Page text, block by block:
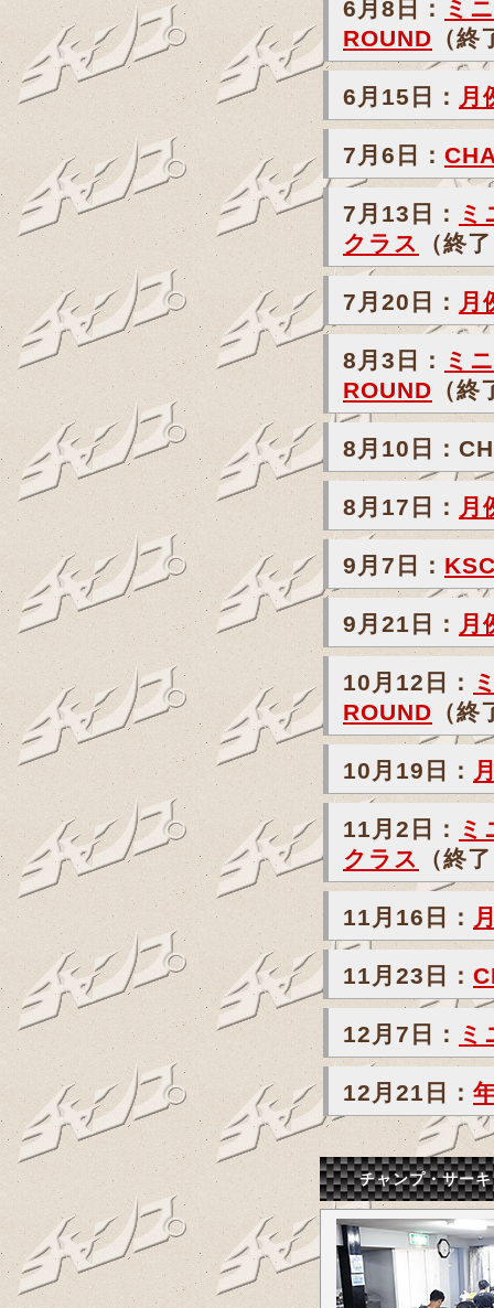
6月8日：
ミ
ROUND （終
6月15日： 月
7月6日：
7月13日：
ミ
クラス
（終
7月20日： 月
8月3日：
ミ
ROUND （終
8月10日：
8月17日： 月
9月7日：
9月21日： 月
10月12日：
ROUND （終
10月19日：
11月2日：
ミ
クラス
（終
11月16日：
11月23日：
12月7日： ミ
12月21日：
チャンプ・サー